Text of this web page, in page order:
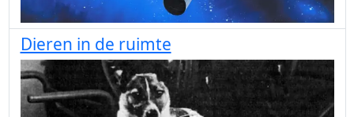
Dieren in de ruimte